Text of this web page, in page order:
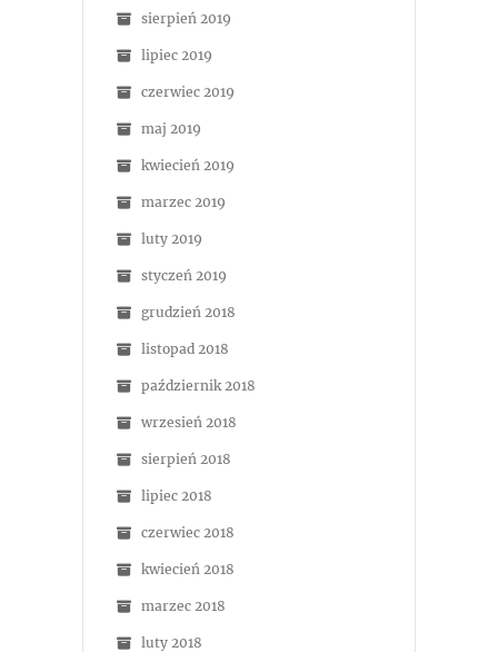
sierpień 2019
lipiec 2019
czerwiec 2019
maj 2019
kwiecień 2019
marzec 2019
luty 2019
styczeń 2019
grudzień 2018
listopad 2018
październik 2018
wrzesień 2018
sierpień 2018
lipiec 2018
czerwiec 2018
kwiecień 2018
marzec 2018
luty 2018